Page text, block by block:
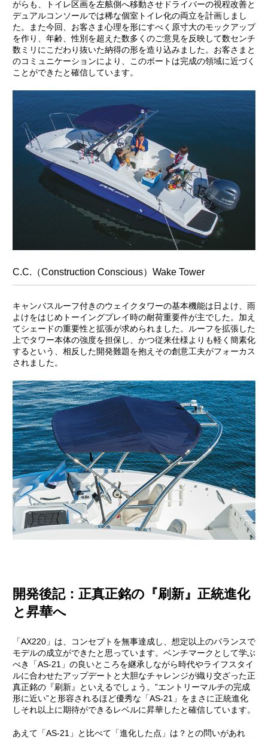
がらも、トイレ区画を左舷側へ移動させドライバーの視程改善と
デュアルコンソールでは稀な個室トイレ化の両立を計画しまし
た。また今回、お客さま心理を形にすべく原寸大のモックアップ
を作り、年齢、性別を超えた数多くのご意見を反映して数センチ
数ミリにこだわり抜いた納得の形を造り込みました。お客さまと
のコミュニケーションにより、このボートは完成の領域に近づく
ことができたと確信しています。
C.C.（Construction Conscious）Wake Tower
キャンバスルーフ付きのウェイクタワーの基本機能は日よけ、雨
よけをはじめトーイングプレイ時の耐荷重要件が主でした。加え
てシェードの重要性と拡張が求められました。ルーフを拡張した
上でタワー本体の強度を担保し、かつ従来仕様よりも軽く簡素化
するという、相反した開発難題を抱えその創意工夫がフォーカス
されました。
開発後記：正真正銘の『刷新』正統進化
と昇華へ
「AX220」は、コンセプトを無事達成し、想定以上のバランスで
モデルの成立ができたと思っています。ベンチマークとして学ぶ
べき「AS-21」の良いところを継承しながら時代やライフスタイ
ルに合わせたアップデートと大胆なチャレンジが織り交ざった正
真正銘の『刷新』といえるでしょう。”エントリーマルチの完成
形に近い”と形容されるほど優秀な「AS-21」をまさに正統進化
しそれ以上に期待ができるレベルに昇華したと確信しています。
あえて「AS-21」と比べて「進化した点」は？との問いがあれ